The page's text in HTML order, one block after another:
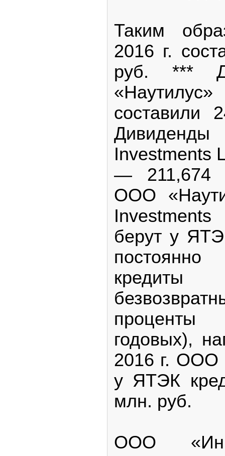
Таким
2016 г.
руб. ***
составили
Investments
— 211,674
ООО
берут у
постоянно
кредиты
проценты
годовых),
2016 г. ООО
у ЯТЭК
млн. руб.
ООО